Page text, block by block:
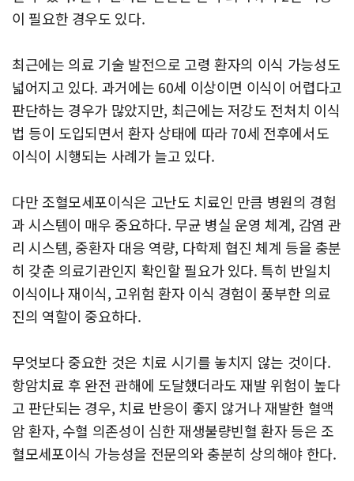
이 필요한 경우도 있다.
최근에는 의료 기술 발전으로 고령 환자의 이식 가능성도
넓어지고 있다. 과거에는 60세 이상이면 이식이 어렵다고
판단하는 경우가 많았지만, 최근에는 저강도 전처치 이식
법 등이 도입되면서 환자 상태에 따라 70세 전후에서도
이식이 시행되는 사례가 늘고 있다.
다만 조혈모세포이식은 고난도 치료인 만큼 병원의 경험
과 시스템이 매우 중요하다. 무균 병실 운영 체계, 감염 관
리 시스템, 중환자 대응 역량, 다학제 협진 체계 등을 충분
히 갖춘 의료기관인지 확인할 필요가 있다. 특히 반일치
이식이나 재이식, 고위험 환자 이식 경험이 풍부한 의료
진의 역할이 중요하다.
무엇보다 중요한 것은 치료 시기를 놓치지 않는 것이다.
항암치료 후 완전 관해에 도달했더라도 재발 위험이 높다
고 판단되는 경우, 치료 반응이 좋지 않거나 재발한 혈액
암 환자, 수혈 의존성이 심한 재생불량빈혈 환자 등은 조
혈모세포이식 가능성을 전문의와 충분히 상의해야 한다.